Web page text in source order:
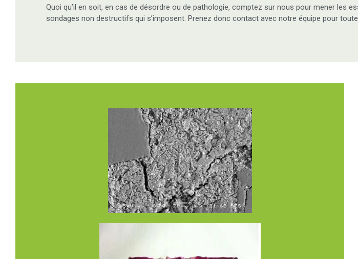
Quoi qu’il en soit, en cas de désordre ou de pathologie, comptez sur nous pour mener les
sondages non destructifs qui s’imposent. Prenez donc contact avec notre équipe pour